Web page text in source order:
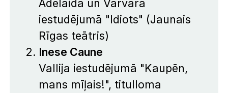
Adelaida un Varvara
iestudējumā "Idiots" (Jaunais
Rīgas teātris)
Inese Caune
Vallija iestudējumā "Kaupēn,
mans mīļais!", titulloma